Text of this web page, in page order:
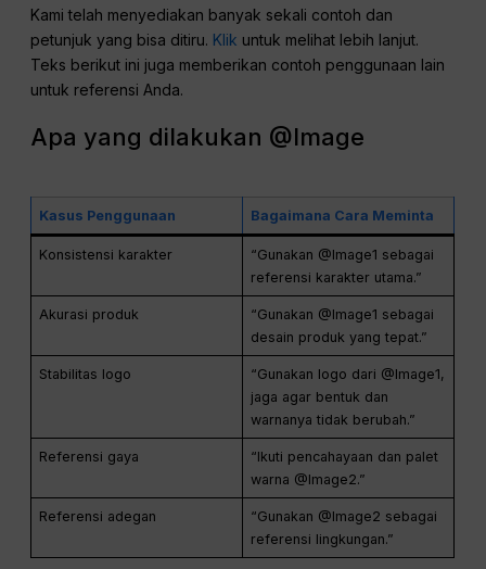
Kami telah menyediakan banyak sekali contoh dan
petunjuk yang bisa ditiru. Klik untuk melihat lebih lanjut.
Teks berikut ini juga memberikan contoh penggunaan lain
untuk referensi Anda.
Apa yang dilakukan @Image
Kasus Penggunaan Bagaimana Cara Meminta
Konsistensi karakter
“Gunakan @Image1 sebagai
referensi karakter utama.”
Akurasi produk
“Gunakan @Image1 sebagai
desain produk yang tepat.”
Stabilitas logo
“Gunakan logo dari @Image1,
jaga agar bentuk dan
warnanya tidak berubah.”
Referensi gaya
“Ikuti pencahayaan dan palet
warna @Image2.”
Referensi adegan
“Gunakan @Image2 sebagai
referensi lingkungan.”